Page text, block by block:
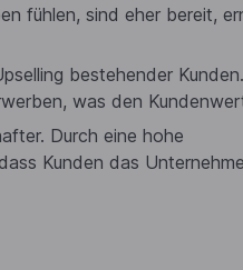
fühlen, sind eher bereit,
bestehender
was den
Durch eine hohe
Kunden das